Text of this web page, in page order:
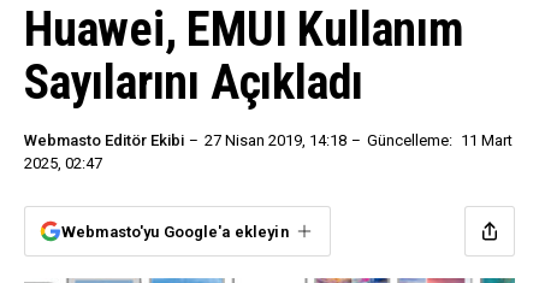
Huawei, EMUI Kullanım
Sayılarını Açıkladı
Webmasto Editör Ekibi 27 Nisan 2019, 14:18 Güncelleme: 11 Mart
2025, 02:47
Webmasto'yu Google'a ekleyin